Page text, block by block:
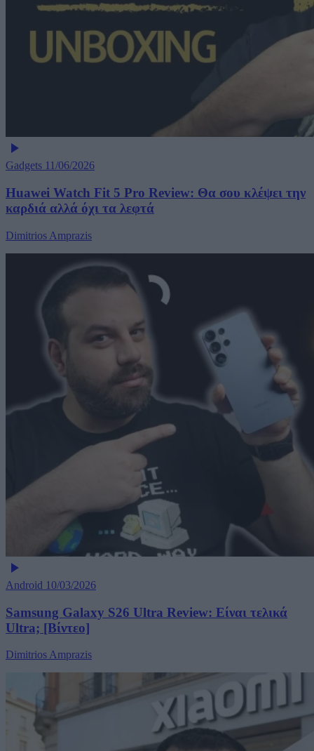
Gadgets 11/06/2026
Huawei Watch Fit 5 Pro Review: Θα σου κλέψει την
καρδιά αλλά όχι τα λεφτά
Dimitrios Amprazis
Android 10/03/2026
Samsung Galaxy S26 Ultra Review: Είναι τελικά
Ultra; [Βίντεο]
Dimitrios Amprazis